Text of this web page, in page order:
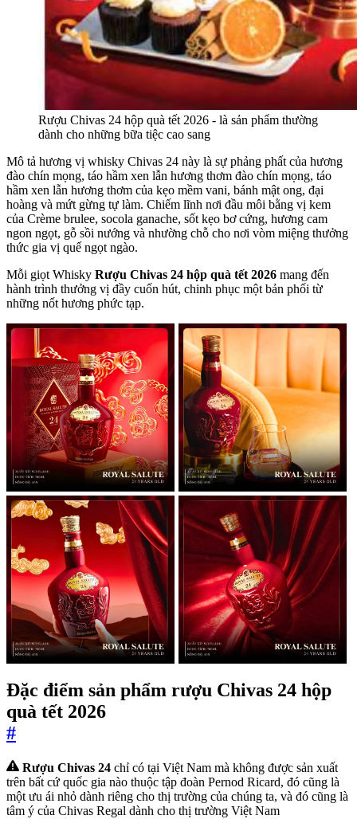
Rượu Chivas 24 hộp quà tết 2026 - là sản phẩm thường
dành cho những bữa tiệc cao sang
Mô tả hương vị whisky Chivas 24 này là sự phảng phất của hương
đào chín mọng, táo hầm xen lẫn hương thơm đào chín mọng, táo
hầm xen lẫn hương thơm của kẹo mềm vani, bánh mật ong, đại
hoàng và mứt gừng tự làm. Chiếm lĩnh nơi đầu môi bằng vị kem
của Crème brulee, socola ganache, sốt kẹo bơ cứng, hương cam
ngon ngọt, gỗ sồi nướng và nhường chỗ cho nơi vòm miệng thưởng
thức gia vị quế ngọt ngào.
Mỗi giọt Whisky Rượu Chivas 24 hộp quà tết 2026 mang đến
hành trình thưởng vị đầy cuốn hút, chinh phục một bản phối từ
những nốt hương phức tạp.
Đặc điểm sản phẩm rượu Chivas 24 hộp
quà tết 2026
#
Rượu Chivas 24 chỉ có tại Việt Nam mà không được sản xuất
trên bất cứ quốc gia nào thuộc tập đoàn Pernod Ricard, đó cũng là
một ưu ái nhỏ dành riêng cho thị trường của chúng ta, và đó cũng là
tâm ý của Chivas Regal dành cho thị trường Việt Nam